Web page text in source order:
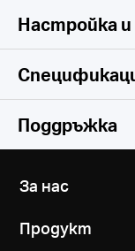
Настройка
Wireless
IEEE 802.11a/n/ac
Честота
112 × 84.7 × 39 мм
Поддръжка
За нас
Продукт